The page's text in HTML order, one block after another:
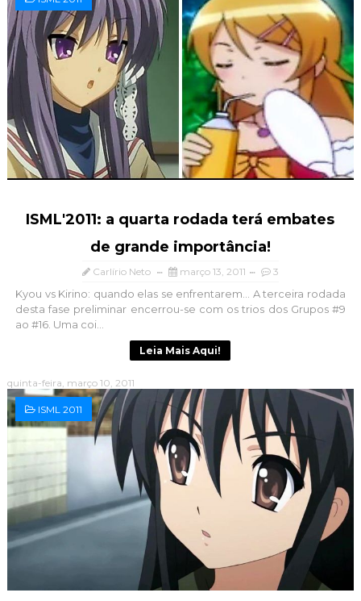
ISML'2011: a quarta rodada terá embates
de grande importância!
Carlírio Neto março 13, 2011 3
Kyou vs Kirino: quando elas se enfrentarem... A terceira rodada
desta fase preliminar encerrou-se com os trios dos Grupos #9
ao #16. Uma coi...
Leia Mais Aqui!
quinta-feira, março 10, 2011
ISML 2011